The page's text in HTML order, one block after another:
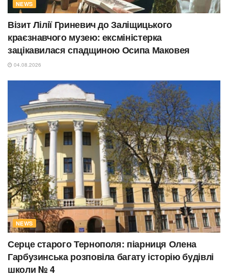
NEWS
Візит Лілії Гриневич до Заліщицького
краєзнавчого музею: ексміністерка
зацікавилася спадщиною Осипа Маковея
04.08.2026
NEWS
Серце старого Тернополя: піарниця Олена
Гарбузинська розповіла багату історію будівлі
школи № 4